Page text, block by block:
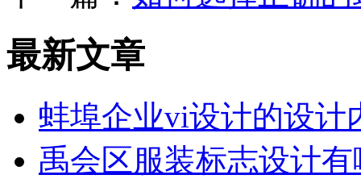
最新文章
蚌埠企业vi设计的设计
禹会区服装标志设计